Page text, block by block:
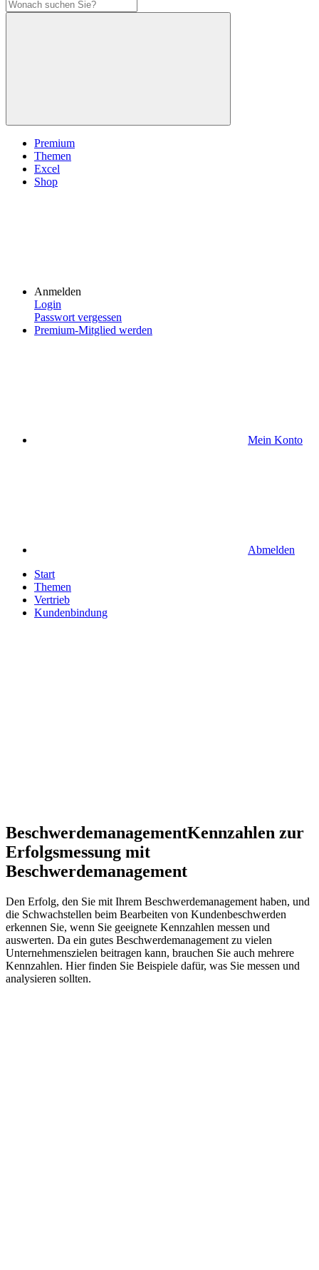
Premium
Themen
Excel
Shop
Anmelden
Login
Passwort vergessen
Premium-Mitglied werden
Mein Konto
Abmelden
Start
Themen
Vertrieb
Kundenbindung
BeschwerdemanagementKennzahlen zur
Erfolgsmessung mit
Beschwerdemanagement
Den Erfolg, den Sie mit Ihrem Beschwerdemanagement haben, und
die Schwachstellen beim Bearbeiten von Kundenbeschwerden
erkennen Sie, wenn Sie geeignete Kennzahlen messen und
auswerten. Da ein gutes Beschwerdemanagement zu vielen
Unternehmenszielen beitragen kann, brauchen Sie auch mehrere
Kennzahlen. Hier finden Sie Beispiele dafür, was Sie messen und
analysieren sollten.